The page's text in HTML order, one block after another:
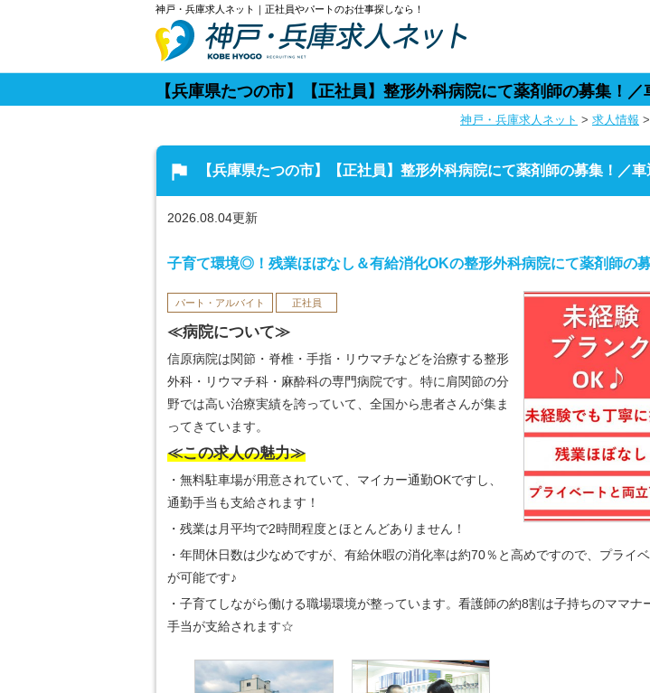
神戸・兵庫求人ネット｜正社員やパートのお仕事探しなら！
【兵庫県たつの市】【正社員】整形外科病院にて薬剤師の募集！／
神戸・兵庫求人ネット > 求人情報 >
flag 【兵庫県たつの市】【正社員】整形外科病院にて薬剤師の募集！／車
2026.08.04更新
子育て環境◎！残業ほぼなし＆有給消化OKの整形外科病院にて薬剤師の募
パート・アルバイト 正社員
≪病院について≫
信原病院は関節・脊椎・手指・リウマチなどを治療する整形
外科・リウマチ科・麻酔科の専門病院です。特に肩関節の分
野では高い治療実績を誇っていて、全国から患者さんが集ま
ってきています。
≪この求人の魅力≫
・無料駐車場が用意されていて、マイカー通勤OKですし、
通勤手当も支給されます！
・残業は月平均で2時間程度とほとんどありません！
・年間休日数は少なめですが、有給休暇の消化率は約70％と高めですので、プライ
が可能です♪
・子育てしながら働ける職場環境が整っています。看護師の約8割は子持ちのママ
手当が支給されます☆